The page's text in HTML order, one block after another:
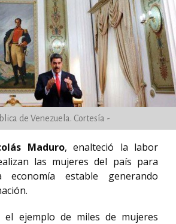
de Venezuela. Cortesía -
Maduro, enalteció la labor
las mujeres del país para
estable generando
el ejemplo de miles de mujeres